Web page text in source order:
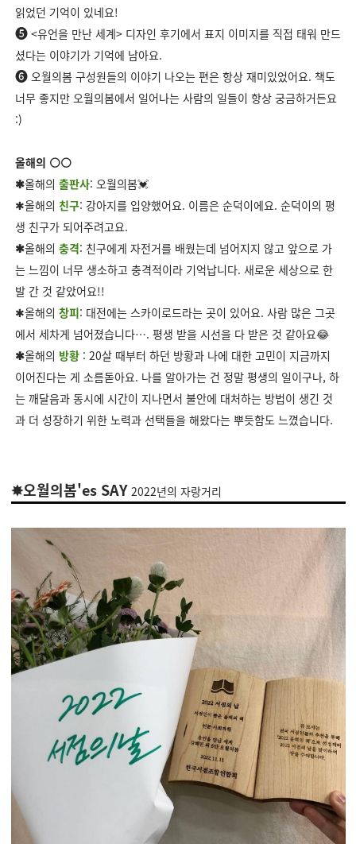
읽었던 기억이 있네요!
➎ <유언을 만난 세계> 디자인 후기에서 표지 이미지를 직접 태워 만드
셨다는 이야기가 기억에 남아요.
➏ 오월의봄 구성원들의 이야기 나오는 편은 항상 재미있었어요. 책도
너무 좋지만 오월의봄에서 일어나는 사람의 일들이 항상 궁금하거든요
:)
올해의 ⚪⚪
✱올해의 출판사: 오월의봄💓
✱올해의 친구: 강아지를 입양했어요. 이름은 순덕이에요. 순덕이의 평
생 친구가 되어주려고요.
✱올해의 충격: 친구에게 자전거를 배웠는데 넘어지지 않고 앞으로 가
는 느낌이 너무 생소하고 충격적이라 기억납니다. 새로운 세상으로 한
발 간 것 같았어요!!
✱올해의 창피: 대전에는 스카이로드라는 곳이 있어요. 사람 많은 그곳
에서 세차게 넘어졌습니다…. 평생 받을 시선을 다 받은 것 같아요😂
✱올해의 방황: 20살 때부터 하던 방황과 나에 대한 고민이 지금까지
이어진다는 게 소름돋아요. 나를 알아가는 건 정말 평생의 일이구나, 하
는 깨달음과 동시에 시간이 지나면서 불안에 대처하는 방법이 생긴 것
과 더 성장하기 위한 노력과 선택들을 해왔다는 뿌듯함도 느꼈습니다.
✸오월의봄'es SAY 2022년의 자랑거리